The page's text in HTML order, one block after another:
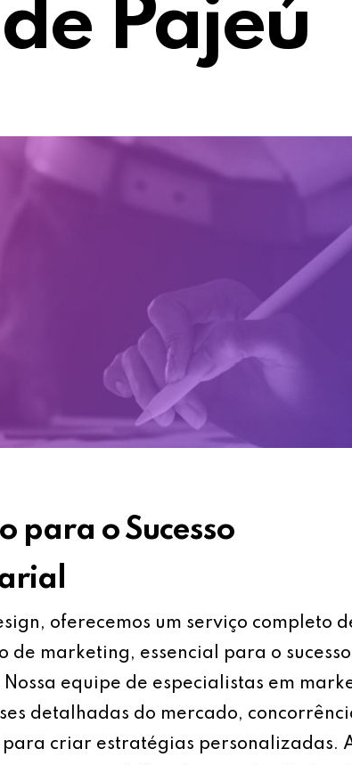
Pajeú
para o Sucesso
oferecemos um serviço completo
de marketing, essencial para o sucesso
equipe de especialistas em
detalhadas do mercado,
criar estratégias personalizadas.